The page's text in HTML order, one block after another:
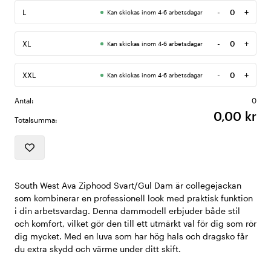
L Kan skickas inom 4-6 arbetsdagar -
Antal
+
XL Kan skickas inom 4-6 arbetsdagar -
Antal
+
XXL Kan skickas inom 4-6 arbetsdagar -
Antal
+
Antal: 0
Totalsumma: 0,00 kr
South West Ava Ziphood Svart/Gul Dam är collegejackan
som kombinerar en professionell look med praktisk funktion
i din arbetsvardag. Denna dammodell erbjuder både stil
och komfort, vilket gör den till ett utmärkt val för dig som rör
dig mycket. Med en luva som har hög hals och dragsko får
du extra skydd och värme under ditt skift.